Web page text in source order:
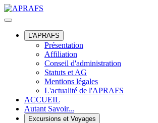
L'APRAFS
Présentation
Affiliation
Conseil d'administration
Statuts et AG
Mentions légales
L'actualité de l'APRAFS
ACCUEIL
Autant Savoir...
Excursions et Voyages